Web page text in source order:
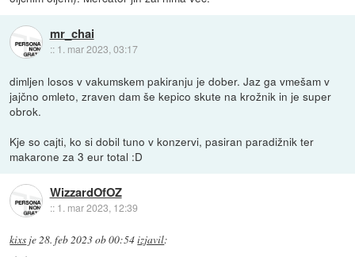
mr_chai
:: 1. mar 2023, 03:17
dimljen losos v vakumskem pakiranju je dober. Jaz ga vmešam v
jajčno omleto, zraven dam še kepico skute na krožnik in je super
obrok.
Kje so cajti, ko si dobil tuno v konzervi, pasiran paradižnik ter
makarone za 3 eur total :D
WizzardOfOZ
:: 1. mar 2023, 12:39
kixs je28. feb 2023 ob 00:54izjavil: